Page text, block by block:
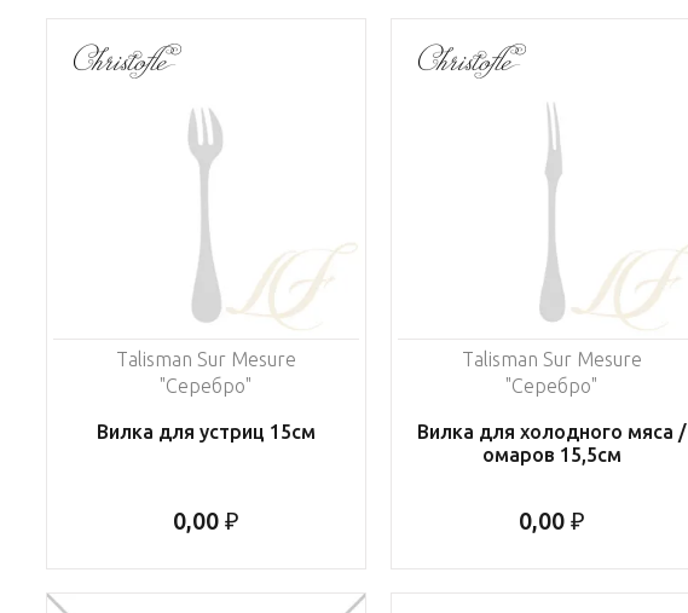
Talisman Sur Mesure
"Серебро"
Вилка для устриц 15см
0,00 ₽
Talisman Sur Mesure
"Серебро"
Вилка для холодного мяса /
омаров 15,5см
0,00 ₽